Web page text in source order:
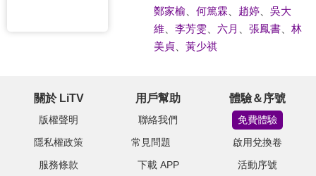
鄭家榆
何篤霖 趙婷、 吳大
維、 李芳雯、 六月 張鳳書、 林
美貞、 黃少祺
關於 LiTV
版權聲明
隱私權政策
服務條款
用戶幫助
聯絡我們
常見問題
下載 APP
體驗＆序號
免費體驗
啟用兌換卷
活動序號